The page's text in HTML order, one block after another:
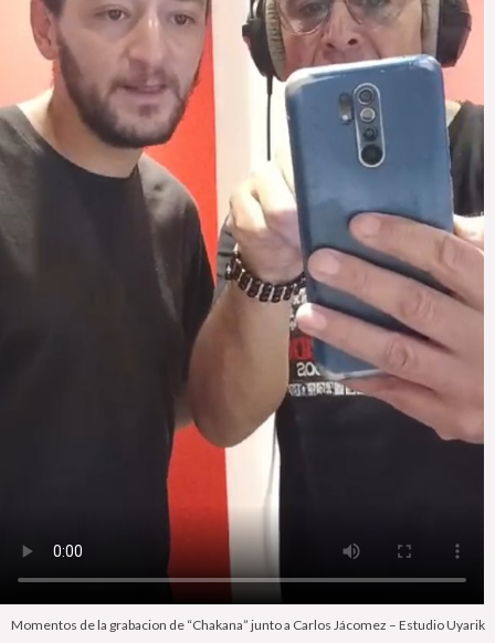
Momentos de la grabacion de “Chakana” junto a Carlos Jácomez – Estudio Uyarik